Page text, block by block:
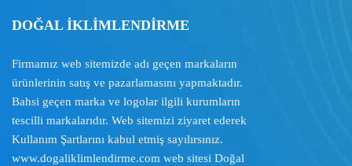
DOĞAL İKLİMLENDİRME
Firmamız web sitemizde adı geçen markaların
ürünlerinin satış ve pazarlamasını yapmaktadır.
Bahsi geçen marka ve logolar ilgili kurumların
tescilli markalarıdır. Web sitemizi ziyaret ederek
Kullanım Şartlarını kabul etmiş sayılırsınız.
www.dogaliklimlendirme.com web sitesi Doğal